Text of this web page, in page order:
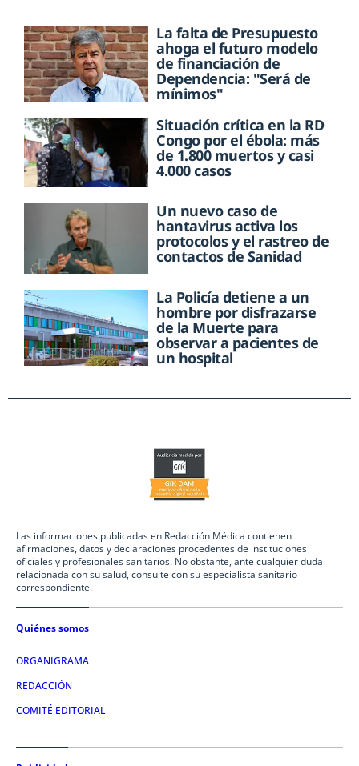
La falta de Presupuesto
ahoga el futuro modelo
de financiación de
Dependencia: "Será de
mínimos"
Situación crítica en la RD
Congo por el ébola: más
de 1.800 muertos y casi
4.000 casos
Un nuevo caso de
hantavirus activa los
protocolos y el rastreo de
contactos de Sanidad
La Policía detiene a un
hombre por disfrazarse
de la Muerte para
observar a pacientes de
un hospital
Las informaciones publicadas en Redacción Médica contienen
afirmaciones, datos y declaraciones procedentes de instituciones
oficiales y profesionales sanitarios. No obstante, ante cualquier duda
relacionada con su salud, consulte con su especialista sanitario
correspondiente.
Quiénes somos
ORGANIGRAMA
REDACCIÓN
COMITÉ EDITORIAL